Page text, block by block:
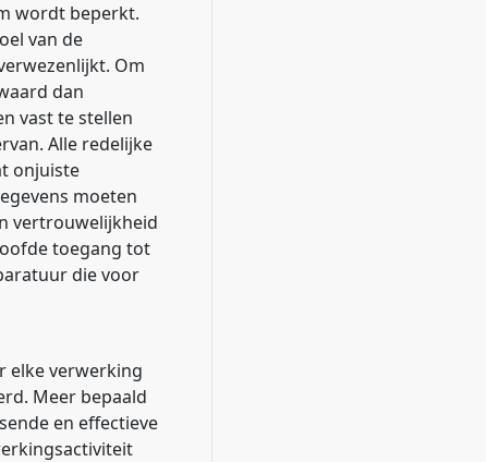
wordt beperkt.
van de
Om
dan
vast te stellen
Alle redelijke
onjuiste
moeten
vertrouwelijkheid
toegang tot
die voor
elke verwerking
Meer bepaald
en effectieve